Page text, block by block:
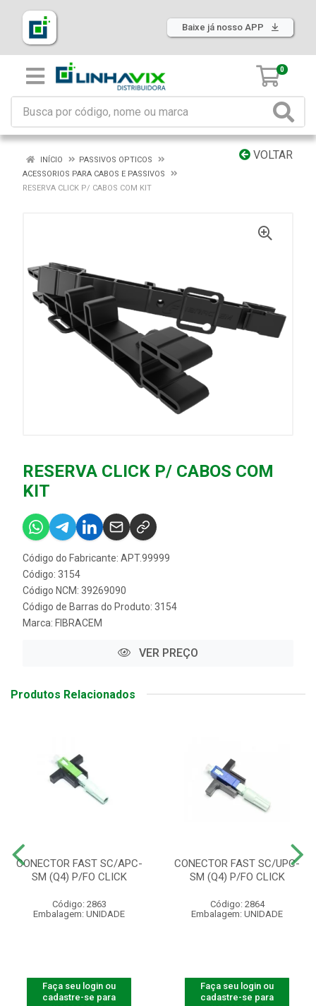
Baixe já nosso APP
0
VOLTAR
INÍCIO
PASSIVOS OPTICOS
ACESSORIOS PARA CABOS E PASSIVOS
RESERVA CLICK P/ CABOS COM KIT
RESERVA CLICK P/ CABOS COM
KIT
Código do Fabricante: APT.99999
Código: 3154
Código NCM: 39269090
Código de Barras do Produto: 3154
Marca: FIBRACEM
VER PREÇO
Produtos Relacionados
CONECTOR FAST SC/APC-
SM (Q4) P/FO CLICK
Código: 2863
Embalagem: UNIDADE
Faça seu login ou
cadastre-se para
CONECTOR FAST SC/UPC-
SM (Q4) P/FO CLICK
Código: 2864
Embalagem: UNIDADE
Faça seu login ou
cadastre-se para